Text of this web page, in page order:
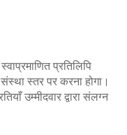
प्रतिलिपि
स्तर पर करना होगा।
उम्मीदवार द्वारा संलग्न